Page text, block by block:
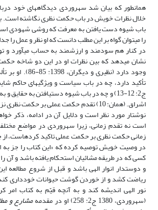
همان­طور که بیان شد سهروردی دیدگاه­های خود
خلال نظرات خویش در باب حکمت نظری نگاشته است.
باب شیوه دست یافتن به معرفت که روشی شهودی
را می­توان گواه بر این مطلب دانست که او نظر و عمل را
در کنار هم سودمند و ارزشمند به حساب می­آورد و
نشان می­دهد که بین نظرات او در این دو شاخه
وجود دارد (نظیری و
ج2: 12-13) و چه در باب شیوه دست­یافتن به
اشراق. (همان: 10) تقدم حکمت عملی بر حکمت
نوشتار مورد نظر است و دلایل آن در ادامه، ذکر
است نه تقدم زمانی، زیرا سهروردی در مواضع
زمانی حکمت نظری بر حکمت عملی تاکید کرده­است، از
در وصیت خویش توصیه کرده که «این کتاب را جز به
کسی که در طریقه مشائیان استحکام یافته باشد و آن
و دوستدار انوار الهی باشد و قبل از شروع مطالعه
ریاضت کشد و از خوردن گوشت حیوانات خودداری
نور الهی اندیشه کند و به آنچه قیّم به کتاب
(سهروردی، 1380 ج2: 258) او در مقدمه مشارع و